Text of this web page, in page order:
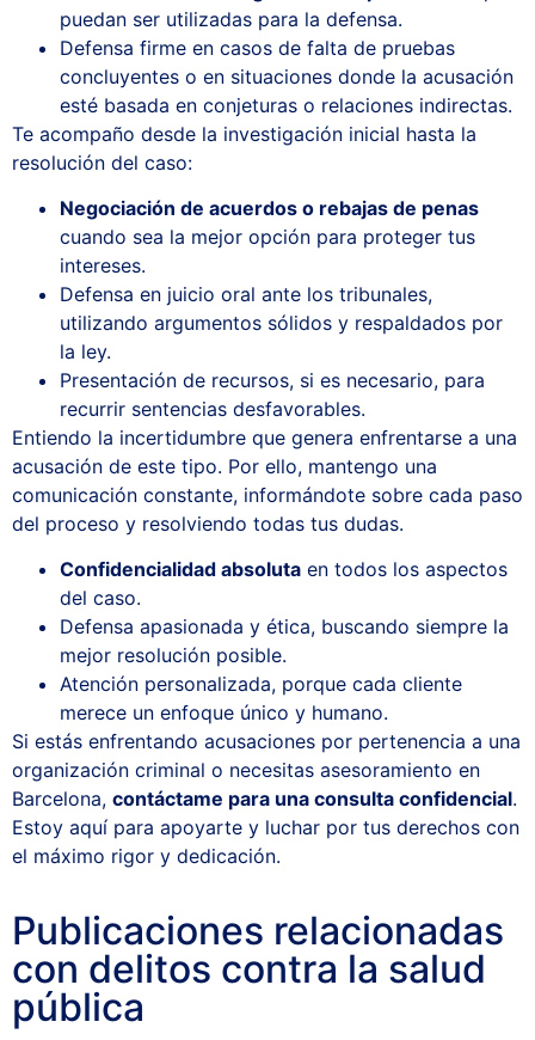
puedan ser utilizadas para la defensa.
Defensa firme en casos de falta de pruebas
concluyentes o en situaciones donde la acusación
esté basada en conjeturas o relaciones indirectas.
Te acompaño desde la investigación inicial hasta la
resolución del caso:
Negociación de acuerdos o rebajas de penas
cuando sea la mejor opción para proteger tus
intereses.
Defensa en juicio oral ante los tribunales,
utilizando argumentos sólidos y respaldados por
la ley.
Presentación de recursos, si es necesario, para
recurrir sentencias desfavorables.
Entiendo la incertidumbre que genera enfrentarse a una
acusación de este tipo. Por ello, mantengo una
comunicación constante, informándote sobre cada paso
del proceso y resolviendo todas tus dudas.
Confidencialidad absoluta en todos los aspectos
del caso.
Defensa apasionada y ética, buscando siempre la
mejor resolución posible.
Atención personalizada, porque cada cliente
merece un enfoque único y humano.
Si estás enfrentando acusaciones por pertenencia a una
organización criminal o necesitas asesoramiento en
Barcelona, contáctame para una consulta confidencial.
Estoy aquí para apoyarte y luchar por tus derechos con
el máximo rigor y dedicación.
Publicaciones relacionadas
con delitos contra la salud
pública